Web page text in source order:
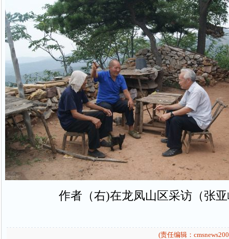
作者（右)在龙凤山区采访（张
(责任编辑：